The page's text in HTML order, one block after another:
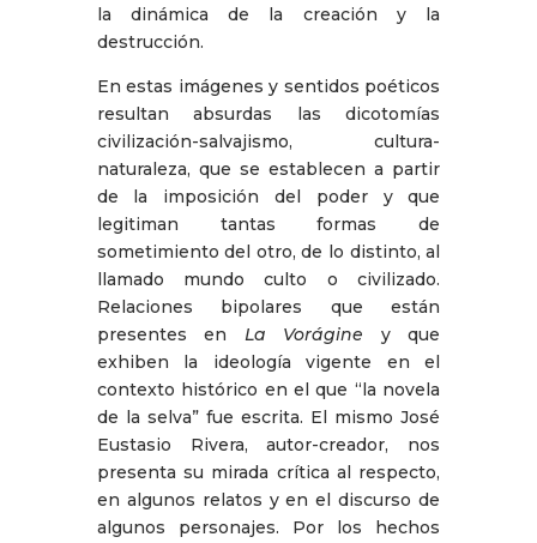
la dinámica de la creación y la
destrucción.
En estas imágenes y sentidos poéticos
resultan absurdas las dicotomías
civilización-salvajismo, cultura-
naturaleza, que se establecen a partir
de la imposición del poder y que
legitiman tantas formas de
sometimiento del otro, de lo distinto, al
llamado mundo culto o civilizado.
Relaciones bipolares que están
presentes en La Vorágine y que
exhiben la ideología vigente en el
contexto histórico en el que “la novela
de la selva” fue escrita. El mismo José
Eustasio Rivera, autor-creador, nos
presenta su mirada crítica al respecto,
en algunos relatos y en el discurso de
algunos personajes. Por los hechos